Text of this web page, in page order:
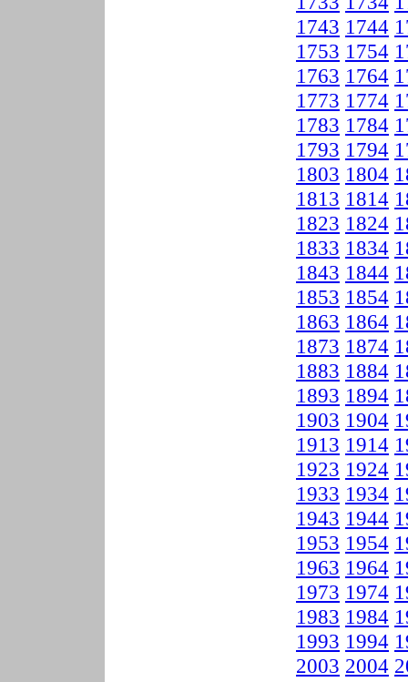
1743 1744
1753 1754
1763 1764
1773 1774
1783 1784
1793 1794
1803 1804
1813 1814
1823 1824
1833 1834
1843 1844
1853 1854
1863 1864
1873 1874
1883 1884
1893 1894
1903 1904
1913 1914
1923 1924
1933 1934
1943 1944
1953 1954
1963 1964
1973 1974
1983 1984
1993 1994
2003 2004